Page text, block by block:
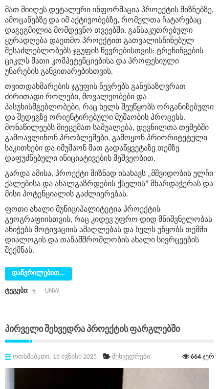
მათ მიიღეს დეტალური ინფორმაცია პროექტის მიზნებზე,
ამოცანებზე და იმ აქტივობებზე, რომელთა ჩატარებაც
დაგეგმილია მომდევნო თვეებში. განსაკუთრებული
ყურადღება დაეთმო პროექტით გათვალისწინებულ
შესაძლებლობებს ჯგუფის წევრებისთვის: ტრენინგების
ციკლს მათი კომპეტენციებისა და პროფესიული
უნარების განვითარებისთვის.
თვითდახმარების ჯგუფის წევრებს განესაზღვრათ
ძირითადი როლები, მოვალეობები და
პასუხისმგებლობები, რაც ხელს შეუწყობს ორგანიზებული
და შედეგზე ორიენტირებული მუშაობის პროცესს.
მონაწილეებს მიეცემათ საშუალება, დევნილთა თემებში
გამოავლინონ პრობლემები, გამოყონ პრიორიტეტული
საკითხები და იმუშაონ მათ გადაწყვეტაზე თემზე
დაფუძნებული ინიციატივების მეშვეობით.
გარდა ამისა, პროექტი მიზნად ისახავს „მშვიდობის ელჩი
ქალებისა და ახალგაზრდების ქსელის“ მხარდაჭერას და
მისი პოტენციალის გაძლიერებას.
ფოთი ახალი მუნიციპალიტეტია პროექტის
გეოგრაფიისთვის, რაც კიდევ უფრო დიდ მნიშვნელობას
ანიჭებს მოტივაციის ამაღლებას და ხელს უწყობს თემში
დიალოგის და თანამშრომლობის ახალი სივრცეების
შექმნას.
დაწვრილებით...
ტეგები: UNW
Პირველი Შეხვედრა Პროექტის Ფარგლებში
ოთხშაბათი, 18 ივნისი 2025 შეხვედრები 664 ჯერ